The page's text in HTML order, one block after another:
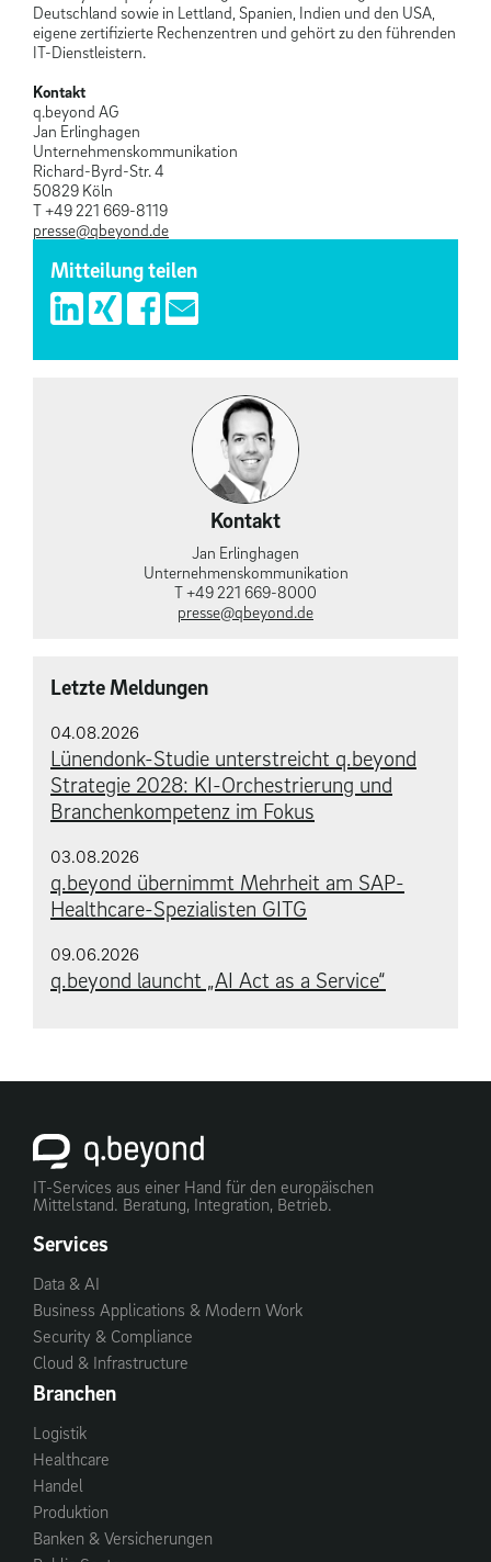
Deutschland sowie in Lettland, Spanien, Indien und den USA,
eigene zertifizierte Rechenzentren und gehört zu den führenden
IT-Dienstleistern.
Kontakt
q.beyond AG
Jan Erlinghagen
Unternehmenskommunikation
Richard-Byrd-Str. 4
50829 Köln
T +49 221 669-8119
presse@qbeyond.de
Mitteilung teilen
Kontakt
Jan Erlinghagen
Unternehmens­kommunikation
T +49 221 669-8000
presse@qbeyond.de
Letzte Meldungen
04.08.2026
Lünendonk-Studie unterstreicht q.beyond
Strategie 2028: KI-Orchestrierung und
Branchenkompetenz im Fokus
03.08.2026
q.beyond übernimmt Mehrheit am SAP-
Healthcare-Spezialisten GITG
09.06.2026
q.beyond launcht „AI Act as a Service“
IT-Services aus einer Hand für den europäischen
Mittelstand. Beratung, Integration, Betrieb.
Services
Data & AI
Business Applications & Modern Work
Security & Compliance
Cloud & Infrastructure
Branchen
Logistik
Healthcare
Handel
Produktion
Banken & Versicherungen